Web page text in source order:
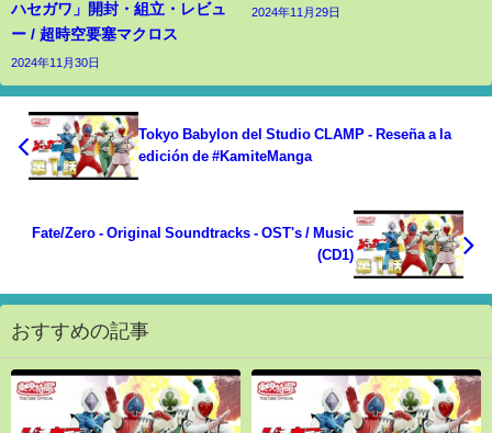
ハセガワ」開封・組立・レビュ
ー / 超時空要塞マクロス
2024年11月30日
2024年11月29日
Tokyo Babylon del Studio CLAMP - Reseña a la
edición de #KamiteManga
Fate/Zero - Original Soundtracks - OST's / Music
(CD1)
おすすめの記事